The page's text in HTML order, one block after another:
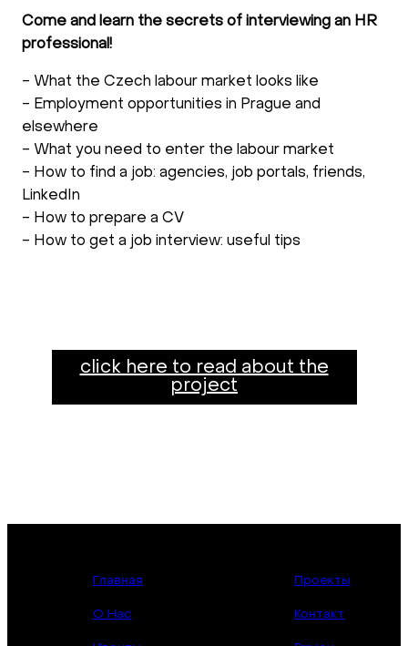
Come and learn the secrets of interviewing an HR
professional!
- What the Czech labour market looks like
- Employment opportunities in Prague and
elsewhere
- What you need to enter the labour market
- How to find a job: agencies, job portals, friends,
LinkedIn
- How to prepare a CV
- How to get a job interview: useful tips
click here to read about the
project
Главная
О Нас
Проекты
Контакт